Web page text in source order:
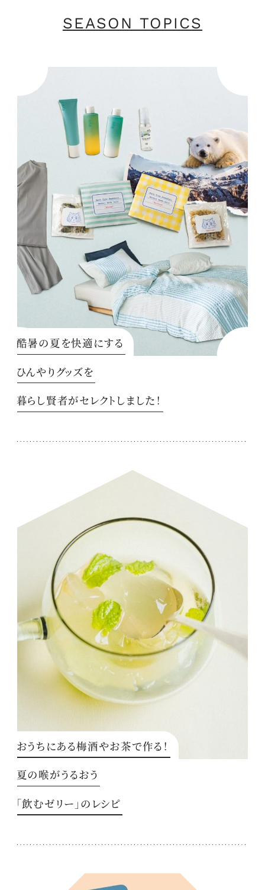
SEASON TOPICS
酷暑の夏を快適にする
ひんやりグッズを
暮らし賢者がセレクトしました！
おうちにある梅酒やお茶で作る！
夏の喉がうるおう
「飲むゼリー」のレシピ